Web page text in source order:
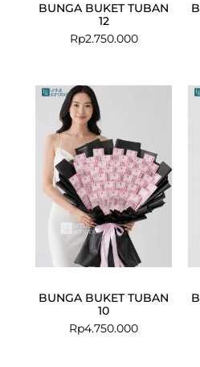
BUNGA BUKET TUBAN
12
Rp2.750.000
BUNGA BUKET TUBAN
10
Rp4.750.000